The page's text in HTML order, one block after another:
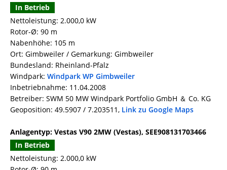
In Betrieb
Nettoleistung: 2.000,0 kW
Rotor-Ø: 90 m
Nabenhöhe: 105 m
Ort: Gimbweiler / Gemarkung: Gimbweiler
Bundesland: Rheinland-Pfalz
Windpark: Windpark WP Gimbweiler
Inbetriebnahme: 11.04.2008
Betreiber: SWM 50 MW Windpark Portfolio GmbH ＆ Co. KG
Geoposition: 49.5907 / 7.203511, Link zu Google Maps
Anlagentyp: Vestas V90 2MW (Vestas), SEE908131703466
In Betrieb
Nettoleistung: 2.000,0 kW